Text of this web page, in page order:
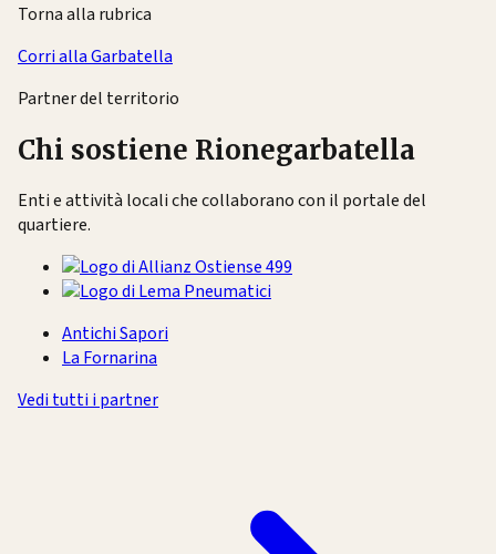
Torna alla rubrica
Corri alla Garbatella
Partner del territorio
Chi sostiene Rionegarbatella
Enti e attività locali che collaborano con il portale del
quartiere.
Antichi Sapori
La Fornarina
Vedi tutti i partner